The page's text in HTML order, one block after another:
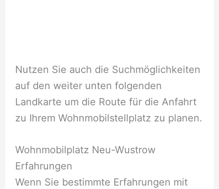
Nutzen Sie auch die Suchmöglichkeiten
auf den weiter unten folgenden
Landkarte um die Route für die Anfahrt
zu Ihrem Wohnmobilstellplatz zu planen.
Wohnmobilplatz Neu-Wustrow
Erfahrungen
Wenn Sie bestimmte Erfahrungen mit